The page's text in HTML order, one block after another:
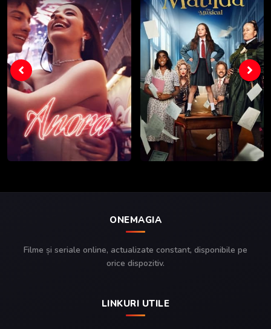
ONEMAGIA
Filme și seriale online, actualizate constant, disponibile pe
orice dispozitiv.
LINKURI UTILE